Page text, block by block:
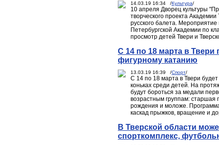
14.03.19 16:34 /Культура/
10 апреля Дворец культуры
творческого проекта
русского балета.
Петербургской Академии по
просмотр детей Твери и
С 14 по 18 марта в
фигурному катанию
13.03.19 16:39 /Спорт/
С 14 по 18 марта в Твери
коньках среди детей. На
будут бороться за медали
возрастным группам: старшая
рождения и моложе.
каскад прыжков, вращение и
В Тверской области
спорткомплекс,